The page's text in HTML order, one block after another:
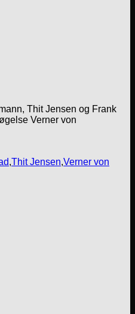
Thit Jensen og Frank
Verner von
,Thit Jensen,Verner von